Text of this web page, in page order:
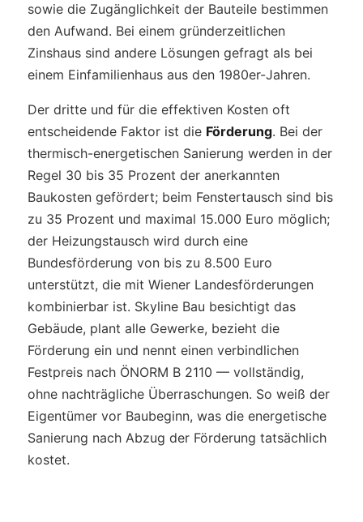
sowie die Zugänglichkeit der Bauteile bestimmen
den Aufwand. Bei einem gründerzeitlichen
Zinshaus sind andere Lösungen gefragt als bei
einem Einfamilienhaus aus den 1980er-Jahren.
Der dritte und für die effektiven Kosten oft
entscheidende Faktor ist die Förderung. Bei der
thermisch-energetischen Sanierung werden in der
Regel 30 bis 35 Prozent der anerkannten
Baukosten gefördert; beim Fenstertausch sind bis
zu 35 Prozent und maximal 15.000 Euro möglich;
der Heizungstausch wird durch eine
Bundesförderung von bis zu 8.500 Euro
unterstützt, die mit Wiener Landesförderungen
kombinierbar ist. Skyline Bau besichtigt das
Gebäude, plant alle Gewerke, bezieht die
Förderung ein und nennt einen verbindlichen
Festpreis nach ÖNORM B 2110 — vollständig,
ohne nachträgliche Überraschungen. So weiß der
Eigentümer vor Baubeginn, was die energetische
Sanierung nach Abzug der Förderung tatsächlich
kostet.